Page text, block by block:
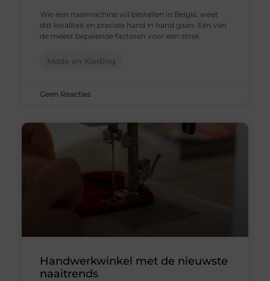
Wie een naaimachine wil bestellen in België, weet
dat kwaliteit en precisie hand in hand gaan. Eén van
de meest bepalende factoren voor een strak
Mode en Kleding
Geen Reacties
Handwerkwinkel met de nieuwste
naaitrends